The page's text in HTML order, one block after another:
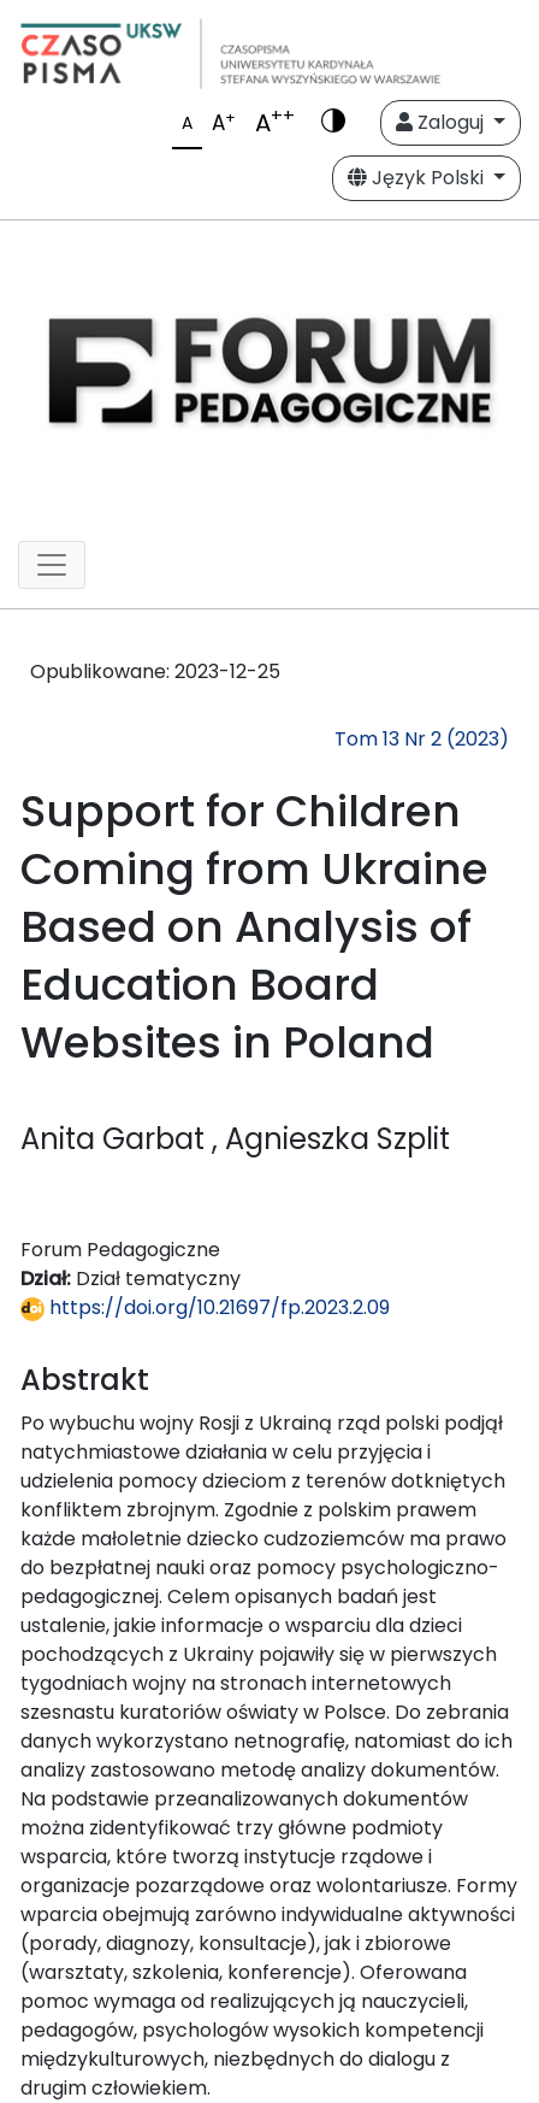
A A+ A++
Zaloguj
Język Polski
Opublikowane: 2023-12-25
Tom 13 Nr 2 (2023)
Support for Children
Coming from Ukraine
Based on Analysis of
Education Board
Websites in Poland
Anita Garbat , Agnieszka Szplit
Forum Pedagogiczne
Dział: Dział tematyczny
https://doi.org/10.21697/fp.2023.2.09
Abstrakt
Po wybuchu wojny Rosji z Ukrainą rząd polski podjął
natychmiastowe działania w celu przyjęcia i
udzielenia pomocy dzieciom z terenów dotkniętych
konfliktem zbrojnym. Zgodnie z polskim prawem
każde małoletnie dziecko cudzoziemców ma prawo
do bezpłatnej nauki oraz pomocy psychologiczno-
pedagogicznej. Celem opisanych badań jest
ustalenie, jakie informacje o wsparciu dla dzieci
pochodzących z Ukrainy pojawiły się w pierwszych
tygodniach wojny na stronach internetowych
szesnastu kuratoriów oświaty w Polsce. Do zebrania
danych wykorzystano netnografię, natomiast do ich
analizy zastosowano metodę analizy dokumentów.
Na podstawie przeanalizowanych dokumentów
można zidentyfikować trzy główne podmioty
wsparcia, które tworzą instytucje rządowe i
organizacje pozarządowe oraz wolontariusze. Formy
wparcia obejmują zarówno indywidualne aktywności
(porady, diagnozy, konsultacje), jak i zbiorowe
(warsztaty, szkolenia, konferencje). Oferowana
pomoc wymaga od realizujących ją nauczycieli,
pedagogów, psychologów wysokich kompetencji
międzykulturowych, niezbędnych do dialogu z
drugim człowiekiem.